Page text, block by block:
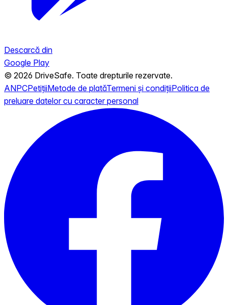
Descarcă din
Google Play
© 2026 DriveSafe. Toate drepturile rezervate.
ANPCPetițiiMetode de platăTermeni și condițiiPolitica de
preluare datelor cu caracter personal